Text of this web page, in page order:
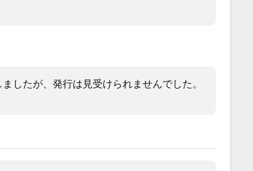
2020年6月29日にOH・磨き済の状態の良
したが、発行は見受けられませんでした。